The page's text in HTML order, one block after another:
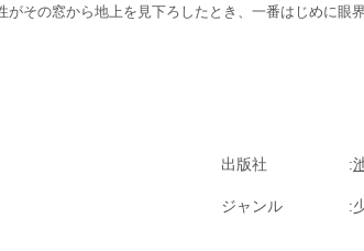
がその窓から地上を見下ろしたとき、一番はじめに眼
出版社
ジャンル